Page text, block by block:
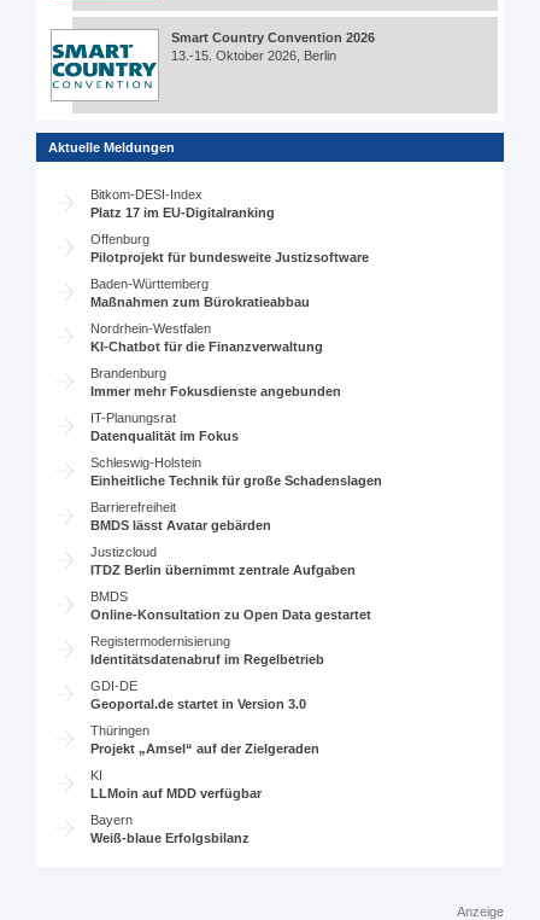
Smart Country Convention 2026
13.-15. Oktober 2026, Berlin
Aktuelle Meldungen
Bitkom-DESI-Index
Platz 17 im EU-Digitalranking
Offenburg
Pilotprojekt für bundesweite Justizsoftware
Baden-Württemberg
Maßnahmen zum Bürokratieabbau
Nordrhein-Westfalen
KI-Chatbot für die Finanzverwaltung
Brandenburg
Immer mehr Fokusdienste angebunden
IT-Planungsrat
Datenqualität im Fokus
Schleswig-Holstein
Einheitliche Technik für große Schadenslagen
Barrierefreiheit
BMDS lässt Avatar gebärden
Justizcloud
ITDZ Berlin übernimmt zentrale Aufgaben
BMDS
Online-Konsultation zu Open Data gestartet
Registermodernisierung
Identitätsdatenabruf im Regelbetrieb
GDI-DE
Geoportal.de startet in Version 3.0
Thüringen
Projekt „Amsel“ auf der Zielgeraden
KI
LLMoin auf MDD verfügbar
Bayern
Weiß-blaue Erfolgsbilanz
Anzeige